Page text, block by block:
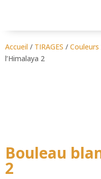
Accueil / TIRAGES / Couleurs
l’Himalaya 2
Bouleau
2